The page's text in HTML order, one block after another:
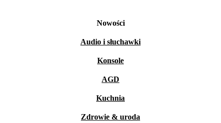
Nowości
Audio i słuchawki
Konsole
AGD
Kuchnia
Zdrowie & uroda